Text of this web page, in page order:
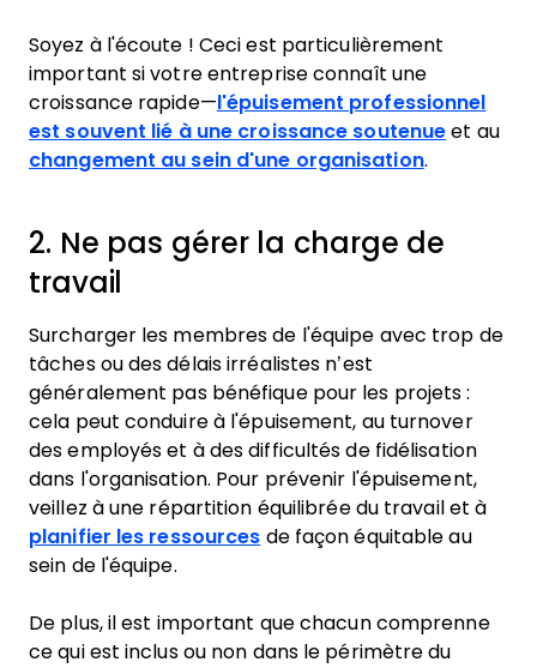
Soyez à l'écoute ! Ceci est particulièrement
important si votre entreprise connaît une
croissance rapide— l'épuisement professionnel
est souvent lié à une croissance soutenue et au
changement au sein d'une organisation.
2. Ne pas gérer la charge de
travail
Surcharger les membres de l'équipe avec trop de
tâches ou des délais irréalistes n’est
généralement pas bénéfique pour les projets :
cela peut conduire à l'épuisement, au turnover
des employés et à des difficultés de fidélisation
dans l'organisation. Pour prévenir l'épuisement,
veillez à une répartition équilibrée du travail et à
planifier les ressources de façon équitable au
sein de l'équipe.
De plus, il est important que chacun comprenne
ce qui est inclus ou non dans le périmètre du